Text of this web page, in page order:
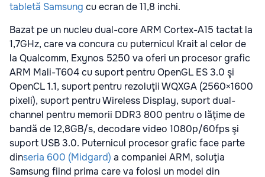
tabletă Samsung cu ecran de 11,8 inchi.
Bazat pe un nucleu dual-core ARM Cortex-A15 tactat la
1,7GHz, care va concura cu puternicul Krait al celor de
la Qualcomm, Exynos 5250 va oferi un procesor grafic
ARM Mali-T604 cu suport pentru OpenGL ES 3.0 şi
OpenCL 1.1, suport pentru rezoluţii WQXGA (2560×1600
pixeli), suport pentru Wireless Display, suport dual-
channel pentru memorii DDR3 800 pentru o lăţime de
bandă de 12,8GB/s, decodare video 1080p/60fps şi
suport USB 3.0. Puternicul procesor grafic face parte
dinseria 600 (Midgard) a companiei ARM, soluţia
Samsung fiind prima care va folosi un model din